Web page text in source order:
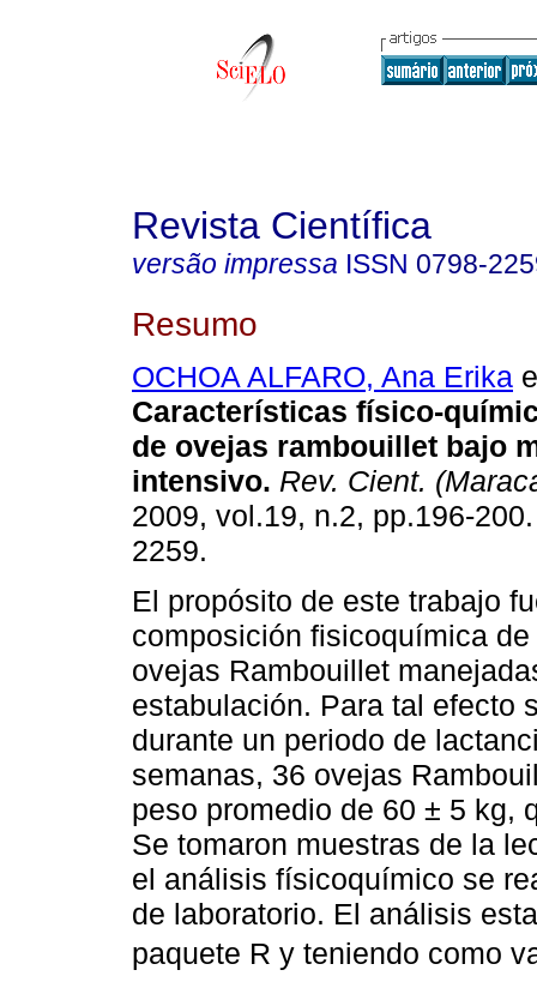
Revista Científica
versão impressa ISSN 0798-
Resumo
OCHOA ALFARO, Ana Erika
Características físico-
de ovejas rambouillet bajo
intensivo. Rev. Cient.
2009, vol.19, n.2, pp.196-
2259.
El propósito de este trabajo
composición fisicoquímica
ovejas Rambouillet
estabulación. Para tal efecto
durante un periodo de
semanas, 36 ovejas
peso promedio de 60 ± 5 kg,
Se tomaron muestras de la
el análisis físicoquímico se
de laboratorio. El análisis
paquete R y teniendo